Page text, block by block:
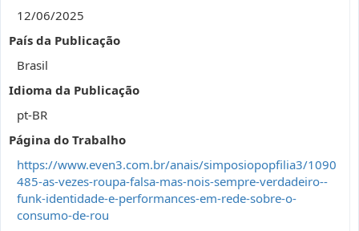
12/06/2025
País da Publicação
Brasil
Idioma da Publicação
pt-BR
Página do Trabalho
https://www.even3.com.br/anais/simposiopopfilia3/1090
485-as-vezes-roupa-falsa-mas-nois-sempre-verdadeiro--
funk-identidade-e-performances-em-rede-sobre-o-
consumo-de-rou